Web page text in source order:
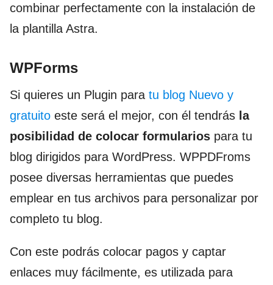
combinar perfectamente con la instalación de
la plantilla Astra.
WPForms
Si quieres un Plugin para tu blog Nuevo y
gratuito este será el mejor, con él tendrás la
posibilidad de colocar formularios para tu
blog dirigidos para WordPress. WPPDFroms
posee diversas herramientas que puedes
emplear en tus archivos para personalizar por
completo tu blog.
Con este podrás colocar pagos y captar
enlaces muy fácilmente, es utilizada para